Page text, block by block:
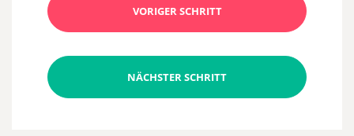
VORIGER SCHRITT
NÄCHSTER SCHRITT